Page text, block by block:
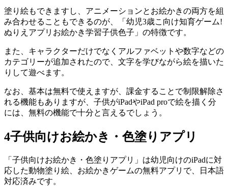
塗り絵もできますし、アニメーションとお絵かきの両方を組
み合わせることもできるのが、「幼児3歳こ向け知育ゲーム!
ぬりえアプリお絵かき学習子供色子」の特徴です。
また、キャラクターだけでなくアルファベットや数字などの
カテゴリーが追加されたので、文字を学びながら絵を描いた
りして遊べます。
なお、基本は無料で使えますが、課金することで制限解除さ
れる機能もありますが、子供がiPadやiPad proで絵を描く分
には、無料の機能で十分と言えるでしょう。
4子供向けお絵かき・色塗りアプリ
「子供向けお絵かき・色塗りアプリ」は幼児向けのiPadに対
応した動物塗り絵、お絵かきゲームの無料アプリで、日本語
対応済みです。